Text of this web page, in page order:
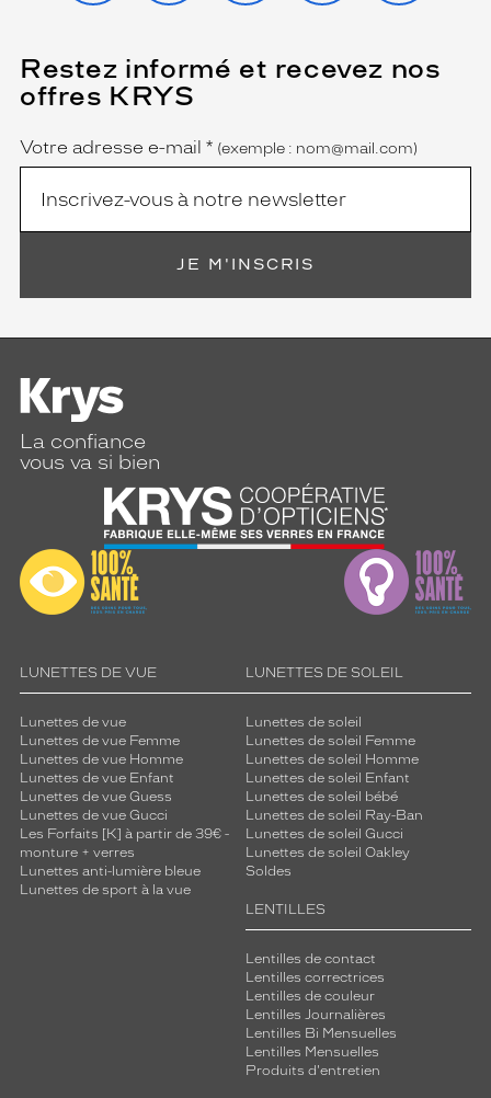
Restez informé et recevez nos
offres KRYS
Name
Votre adresse e-mail *
(Ce
champ
est
obligatoire)
(exemple : nom@mail.com)
JE M'INSCRIS
La confiance
vous va si bien
LUNETTES DE VUE
Lunettes de vue
Lunettes de vue Femme
Lunettes de vue Homme
Lunettes de vue Enfant
Lunettes de vue Guess
Lunettes de vue Gucci
Les Forfaits [K] à partir de 39€ -
monture + verres
Lunettes anti-lumière bleue
Lunettes de sport à la vue
LUNETTES DE SOLEIL
Lunettes de soleil
Lunettes de soleil Femme
Lunettes de soleil Homme
Lunettes de soleil Enfant
Lunettes de soleil bébé
Lunettes de soleil Ray-Ban
Lunettes de soleil Gucci
Lunettes de soleil Oakley
Soldes
LENTILLES
Lentilles de contact
Lentilles correctrices
Lentilles de couleur
Lentilles Journalières
Lentilles Bi Mensuelles
Lentilles Mensuelles
Produits d'entretien